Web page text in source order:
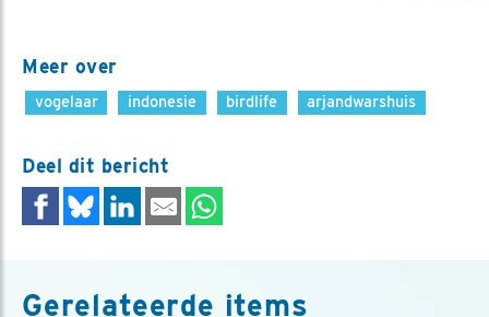
Meer over
vogelaar indonesie birdlife arjandwarshuis
Deel dit bericht
Gerelateerde items